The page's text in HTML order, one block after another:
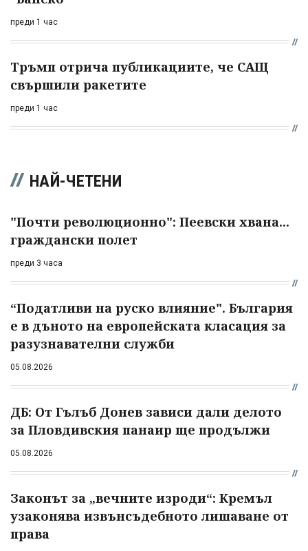
преди 1 час
Тръмп отрича публикациите, че САЩ
свършили ракетите
преди 1 час
НАЙ-ЧЕТЕНИ
"Почти революционно": Пеевски хвана...
граждански полет
преди 3 часа
“Податливи на руско влияние". България
е в дъното на европейската класация за
разузнавателни служби
05.08.2026
ДБ: От Гълъб Донев зависи дали делото
за Пловдивския панаир ще продължи
05.08.2026
Законът за „вечните изроди“: Кремъл
узаконява извънсъдебното лишаване от
права